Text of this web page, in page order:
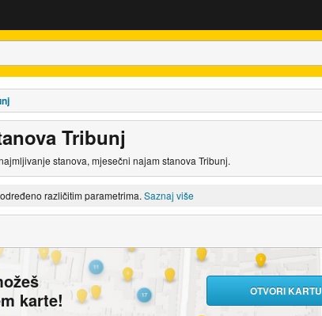
Tribunj
stanova, mjesečni najam stanova Tribunj.
različitim parametrima. Saznaj više
karte!
OTVORI KARTU